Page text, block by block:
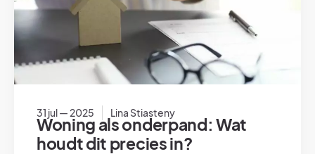
31 jul — 2025 Lina Stiasteny
Woning als onderpand: Wat
houdt dit precies in?